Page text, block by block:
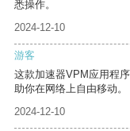
悉操作。
2024-12-10
游客
这款加速器VPM应用程
助你在网络上自由移动。
2024-12-10